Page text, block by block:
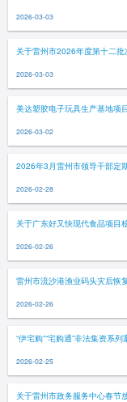
2026-03-03
关于雷州市2026年度第十二
2026-03-03
美达塑胶电子玩具生产基地项
2026-03-02
2026年3月雷州市领导干部定
2026-02-28
关于广东好又快现代食品项目
2026-02-26
雷州市流沙港渔业码头灾后恢
2026-02-26
“伊宅购”“宅购通”非法集资系
2026-02-25
关于雷州市政务服务中心春节